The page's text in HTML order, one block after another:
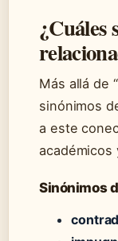
¿Cuáles
Más allá de
sinónimos
a este
académicos
Sinónimos